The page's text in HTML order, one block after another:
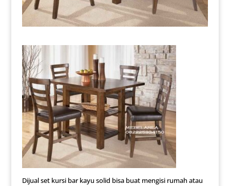
Dijual set kursi bar kayu solid bisa buat mengisi rumah atau